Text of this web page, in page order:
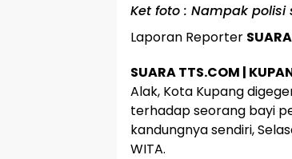
Ket foto : Nampak
Laporan Reporter
SUARA TTS.COM |
Alak, Kota Kupang
terhadap seorang bayi
kandungnya sendiri,
WITA.